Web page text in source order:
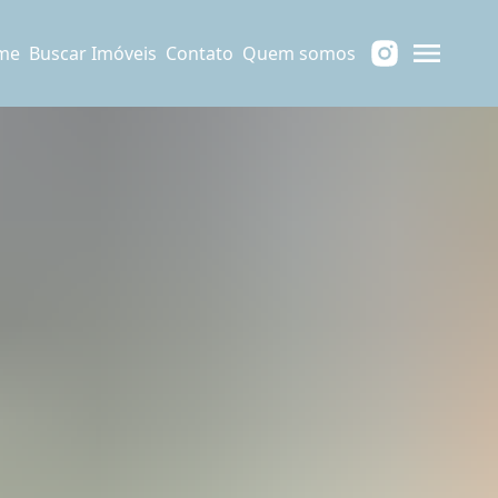
Buscar Imóveis Contato Quem somos